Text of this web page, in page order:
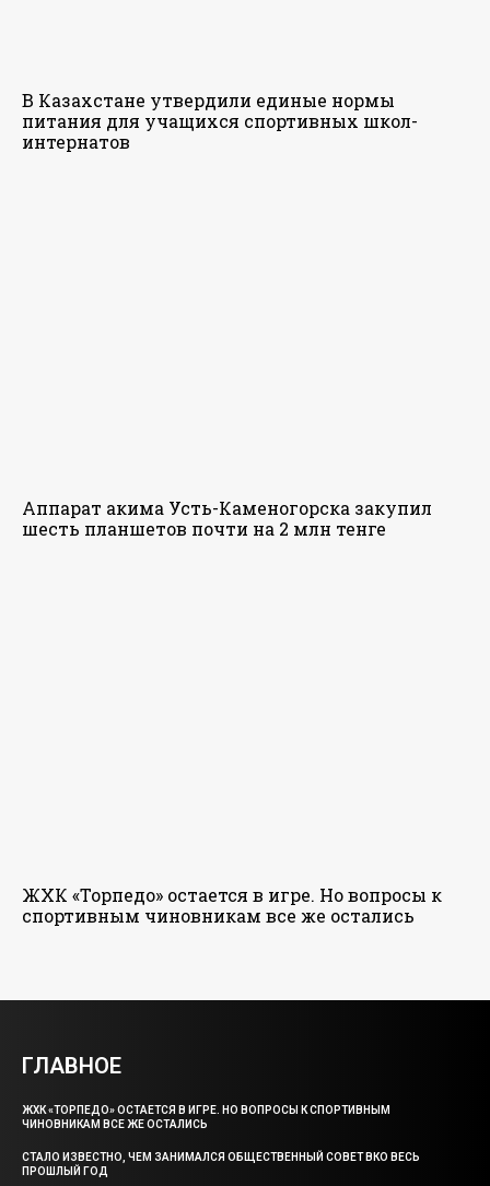
В Казахстане утвердили единые нормы
питания для учащихся спортивных школ-
интернатов
Аппарат акима Усть-Каменогорска закупил
шесть планшетов почти на 2 млн тенге
ЖХК «Торпедо» остается в игре. Но вопросы к
спортивным чиновникам все же остались
ГЛАВНОЕ
ЖХК «ТОРПЕДО» ОСТАЕТСЯ В ИГРЕ. НО ВОПРОСЫ К СПОРТИВНЫМ
ЧИНОВНИКАМ ВСЕ ЖЕ ОСТАЛИСЬ
СТАЛО ИЗВЕСТНО, ЧЕМ ЗАНИМАЛСЯ ОБЩЕСТВЕННЫЙ СОВЕТ ВКО ВЕСЬ
ПРОШЛЫЙ ГОД